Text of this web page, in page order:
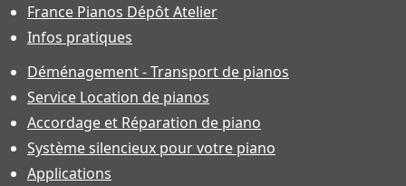
France Pianos Dépôt Atelier
Infos pratiques
Déménagement - Transport de pianos
Service Location de pianos
Accordage et Réparation de piano
Système silencieux pour votre piano
Applications